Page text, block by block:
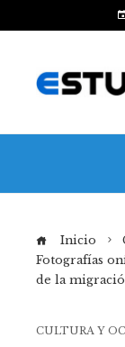
Inicio
Fotografías
de la
CULTURA Y